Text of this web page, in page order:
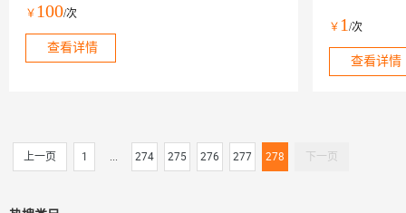
￥ 100/次
查看详情
￥ 1/次
查看详情
上一页 1 ... 274 275 276 277 278 下一页